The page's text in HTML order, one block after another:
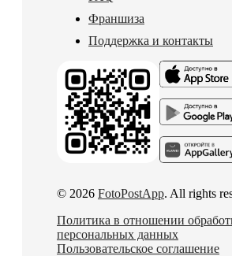
Франшиза
Поддержка и контакты
© 2026 FotoPostApp. All rights
Политика в отношении
персональных данных
Пользовательское соглашение